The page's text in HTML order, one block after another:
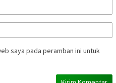
saya pada peramban ini untuk